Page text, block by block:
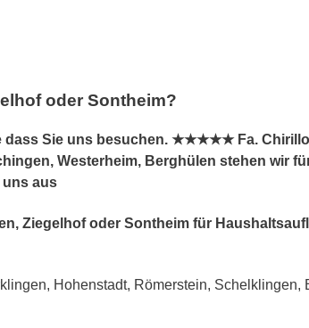
oder Sontheim?
dass Sie uns besuchen. ★★★★★ Fa.
Westerheim, Berghülen stehen wir
uns aus
Ziegelhof oder Sontheim für
Hohenstadt, Römerstein, Schelklingen,